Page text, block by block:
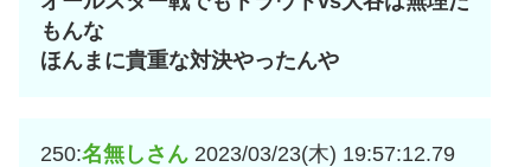
もんな
ほんまに貴重な対決やったんや
250:名無しさん 2023/03/23(木) 19:57:12.79